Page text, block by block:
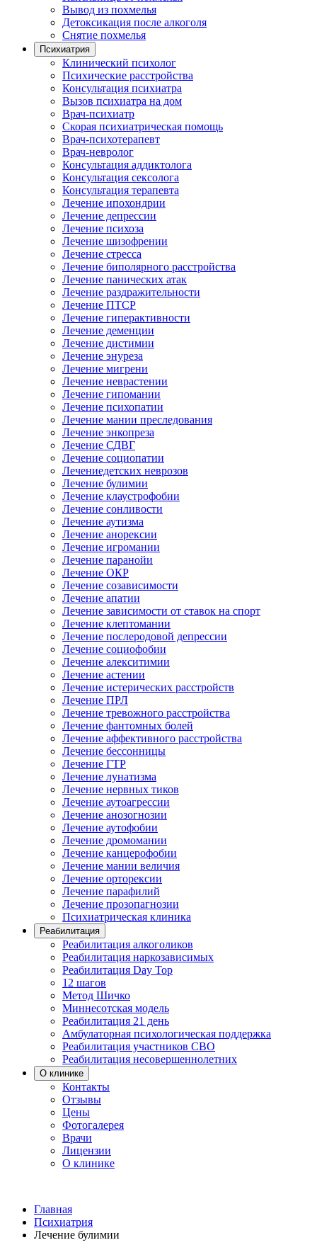
Вывод из похмелья
Детоксикация после алкоголя
Снятие похмелья
Психиатрия
Клинический психолог
Психические расстройства
Консультация психиатра
Вызов психиатра на дом
Врач-психиатр
Скорая психиатрическая помощь
Врач-психотерапевт
Врач-невролог
Консультация аддиктолога
Консультация сексолога
Консультация терапевта
Лечение ипохондрии
Лечение депрессии
Лечение психоза
Лечение шизофрении
Лечение стресса
Лечение биполярного расстройства
Лечение панических атак
Лечение раздражительности
Лечение ПТСР
Лечение гиперактивности
Лечение деменции
Лечение дистимии
Лечение энуреза
Лечение мигрени
Лечение неврастении
Лечение гипомании
Лечение психопатии
Лечение мании преследования
Лечение энкопреза
Лечение СДВГ
Лечение социопатии
Лечениедетских неврозов
Лечение булимии
Лечение клаустрофобии
Лечение сонливости
Лечение аутизма
Лечение анорексии
Лечение игромании
Лечение паранойи
Лечение ОКР
Лечение созависимости
Лечение апатии
Лечение зависимости от ставок на спорт
Лечение клептомании
Лечение послеродовой депрессии
Лечение социофобии
Лечение алекситимии
Лечение астении
Лечение истерических расстройств
Лечение ПРЛ
Лечение тревожного расстройства
Лечение фантомных болей
Лечение аффективного расстройства
Лечение бессонницы
Лечение ГТР
Лечение лунатизма
Лечение нервных тиков
Лечение аутоагрессии
Лечение анозогнозии
Лечение аутофобии
Лечение дромомании
Лечение канцерофобии
Лечение мании величия
Лечение орторексии
Лечение парафилий
Лечение прозопагнозии
Психиатрическая клиника
Реабилитация
Реабилитация алкоголиков
Реабилитация наркозависимых
Реабилитация Day Top
12 шагов
Метод Шичко
Миннесотская модель
Реабилитация 21 день
Амбулаторная психологическая поддержка
Реабилитация участников СВО
Реабилитация несовершеннолетних
О клинике
Контакты
Отзывы
Цены
Фотогалерея
Врачи
Лицензии
О клинике
Главная
Психиатрия
Лечение булимии